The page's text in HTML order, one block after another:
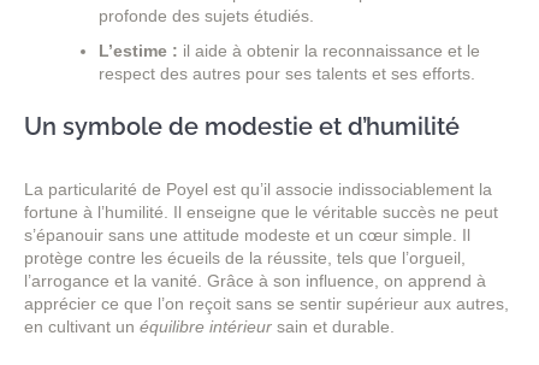
profonde des sujets étudiés.
L’estime : il aide à obtenir la reconnaissance et le
respect des autres pour ses talents et ses efforts.
Un symbole de modestie et d’humilité
La particularité de Poyel est qu’il associe indissociablement la
fortune à l’humilité. Il enseigne que le véritable succès ne peut
s’épanouir sans une attitude modeste et un cœur simple. Il
protège contre les écueils de la réussite, tels que l’orgueil,
l’arrogance et la vanité. Grâce à son influence, on apprend à
apprécier ce que l’on reçoit sans se sentir supérieur aux autres,
en cultivant un équilibre intérieur sain et durable.